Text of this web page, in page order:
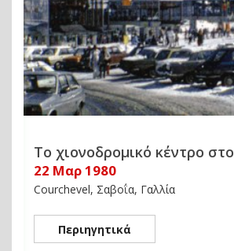
Το χιονοδρομικό κέντρο
22 Μαρ 1980
Courchevel, Σαβοΐα, Γαλλία
Περιηγητικά